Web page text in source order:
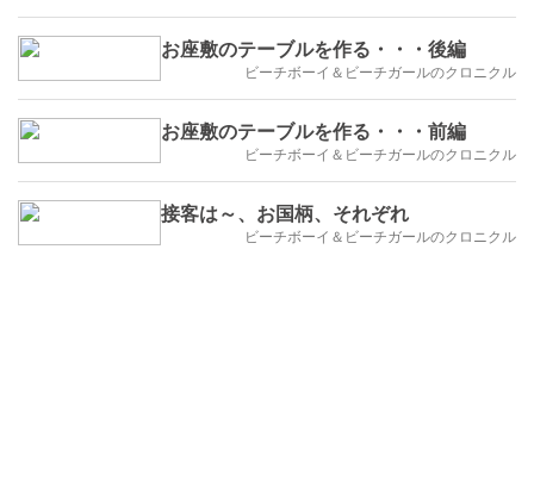
お座敷のテーブルを作る・・・後編
ビーチボーイ＆ビーチガールのクロニクル
お座敷のテーブルを作る・・・前編
ビーチボーイ＆ビーチガールのクロニクル
接客は～、お国柄、それぞれ
ビーチボーイ＆ビーチガールのクロニクル